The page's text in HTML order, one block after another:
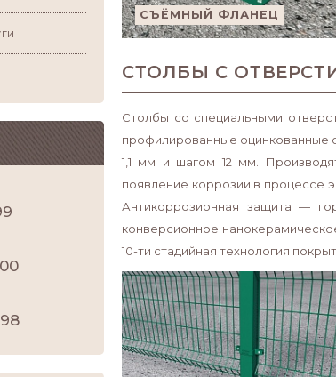
СЪЁМНЫЙ ФЛАНЕЦ
СТОЛБЫ С
Столбы со специальными
профилированные оцинкованные
1,1 мм и шагом 12 мм.
появление коррозии в процессе
Антикоррозионная защита —
конверсионное
10-ти стадийная технология